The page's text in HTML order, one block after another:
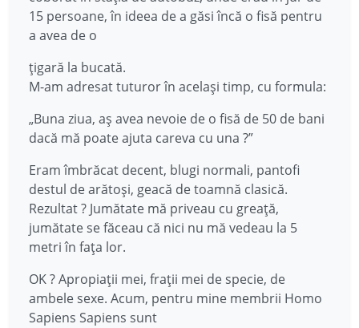
15 persoane, în ideea de a găsi încă o fisă pentru
a avea de o
țigară la bucată.
M-am adresat tuturor în același timp, cu formula:
„Buna ziua, aș avea nevoie de o fisă de 50 de bani
dacă mă poate ajuta careva cu una ?”
Eram îmbrăcat decent, blugi normali, pantofi
destul de arătoși, geacă de toamnă clasică.
Rezultat ? Jumătate mă priveau cu greață,
jumătate se făceau că nici nu mă vedeau la 5
metri în fața lor.
OK ? Apropiații mei, frații mei de specie, de
ambele sexe. Acum, pentru mine membrii Homo
Sapiens Sapiens sunt